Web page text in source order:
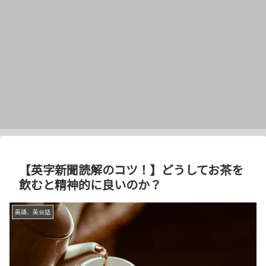
【英字新聞読解のコツ！】どうしてお茶を
飲むと精神的に良いのか？
英語、英会話